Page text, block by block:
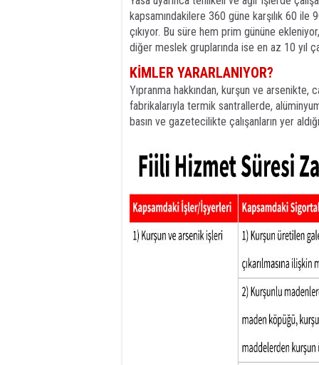
kapsamındakilere 360 güne karşılık 60
çıkıyor. Bu süre hem prim gününe
diğer meslek gruplarında ise en az 10 yıl
KİMLER YARARLANIYOR?
Yıpranma hakkından, kurşun ve
fabrikalarıyla termik santrallerde,
basın ve gazetecilikte çalışanların yer